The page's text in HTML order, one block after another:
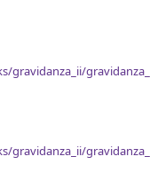
gravidanza_ii/
gravidanza_ii/